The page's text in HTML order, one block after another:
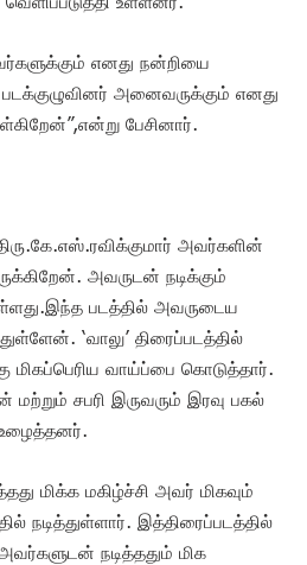
எனது நன்றியை
அனைவருக்கும் எனது
பேசினார்.
அவர்களின்
அவருடன் நடிக்கும்
படத்தில் அவருடைய
‘வாலு’ திரைப்படத்தில்
வாய்ப்பை கொடுத்தார்.
சபரி இருவரும் இரவு பகல்
உழைத்தனர்.
மிக்க மகிழ்ச்சி அவர் மிகவும்
நடித்துள்ளார். இத்திரைப்படத்தில்
நடித்ததும் மிக